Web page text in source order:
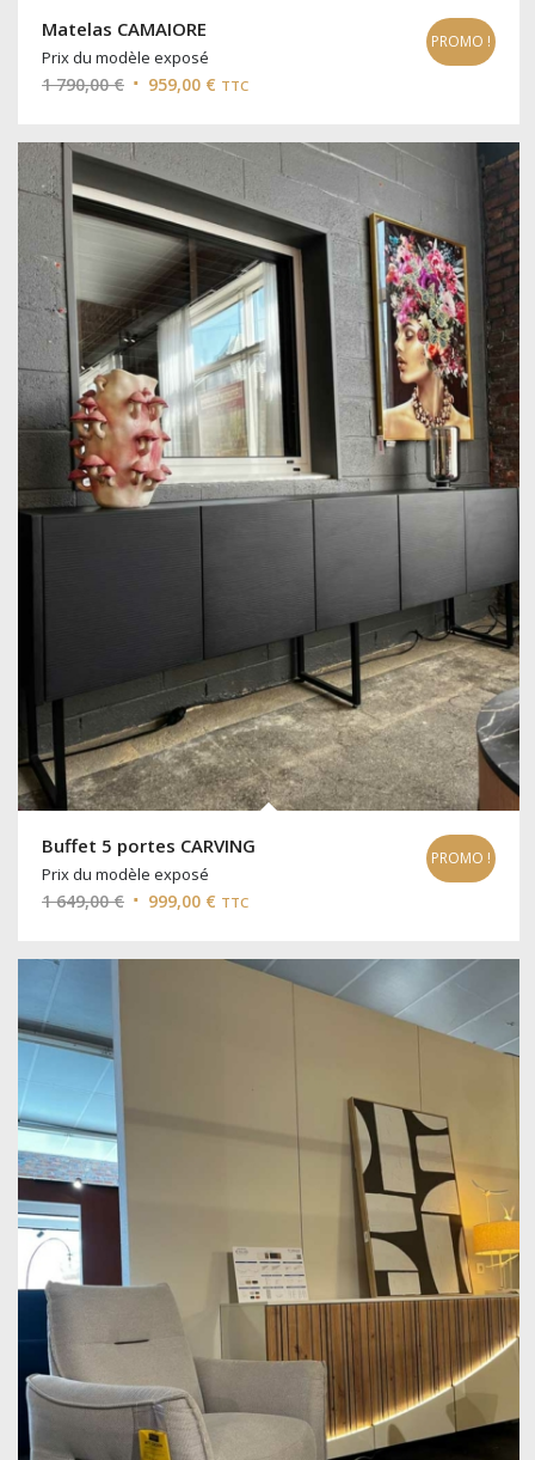
Matelas CAMAIORE
Prix du modèle exposé
1 790,00€ Le
initial
était :
1
790,00 €.
959,00 € Le
actuel
959,00 €.
TTC
PROMO !
Buffet 5 portes CARVING
Prix du modèle exposé
1 649,00€ Le
initial
999,00 € Le
actuel
TTC
PROMO !